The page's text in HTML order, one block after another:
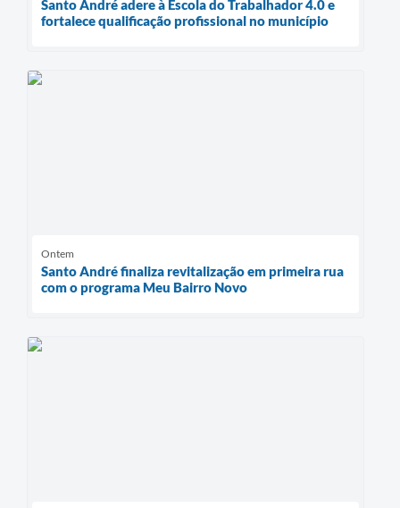
Santo André adere à Escola do Trabalhador 4.0 e
fortalece qualificação profissional no município
Ontem
Santo André finaliza revitalização em primeira rua
com o programa Meu Bairro Novo